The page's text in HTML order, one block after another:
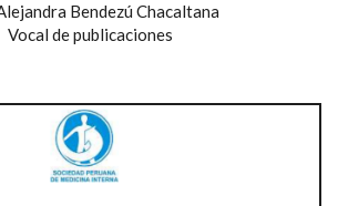
Bendezú Chacaltana
Vocal de publicaciones